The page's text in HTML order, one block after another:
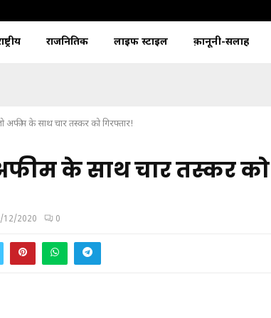
राजनितिक लाइफ स्टाइल क़ानूनी-सलाह
अफीम के साथ चार तस्कर को गिरफ्तार!
के साथ चार तस्कर को
12/2020 0